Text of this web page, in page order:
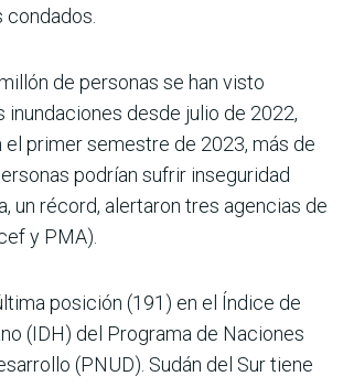
condados.
de personas se han visto
inundaciones desde julio de 2022,
el primer semestre de 2023, más de
podrían sufrir inseguridad
un récord, alertaron tres agencias de
y PMA).
posición (191) en el Índice de
(IDH) del Programa de Naciones
(PNUD). Sudán del Sur tiene